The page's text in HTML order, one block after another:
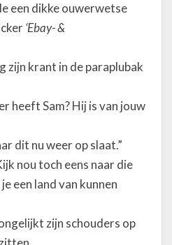
een dikke ouwerwetse
‘Ebay- &
zijn krant in de paraplubak
heeft Sam? Hij is van jouw
dit nu weer op slaat.”
nou toch eens naar die
een land van kunnen
zijn schouders op